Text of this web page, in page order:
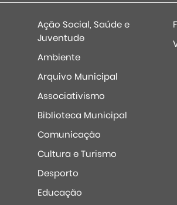
Ação Social, Saúde e
Juventude
Ambiente
Arquivo Municipal
Associativismo
Biblioteca Municipal
Comunicação
Cultura e Turismo
Desporto
Educação